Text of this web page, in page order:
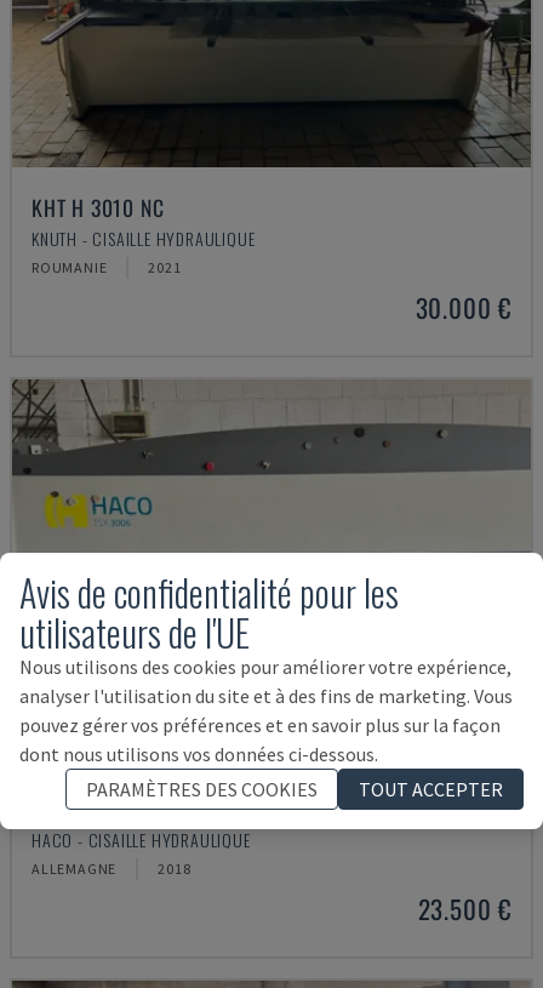
KHT H 3010 NC
KNUTH - CISAILLE HYDRAULIQUE
ROUMANIE 2021
30.000 €
TSX3006 MOT
HACO - CISAILLE HYDRAULIQUE
ALLEMAGNE 2018
23.500 €
Avis de confidentialité pour les
utilisateurs de l'UE
Nous utilisons des cookies pour améliorer votre expérience,
analyser l'utilisation du site et à des fins de marketing. Vous
pouvez gérer vos préférences et en savoir plus sur la façon
dont nous utilisons vos données ci-dessous.
PARAMÈTRES DES COOKIES
TOUT ACCEPTER